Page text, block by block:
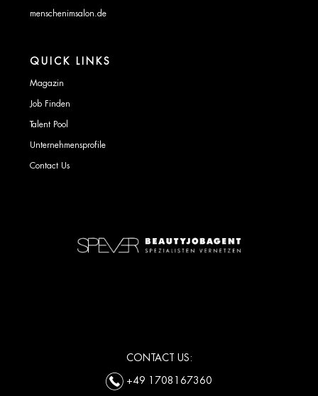
menschenimsalon.de
QUICK LINKS
Magazin
Job Finden
Talent Pool
Unternehmensprofile
Contact Us
CONTACT US:
+49 1708167360